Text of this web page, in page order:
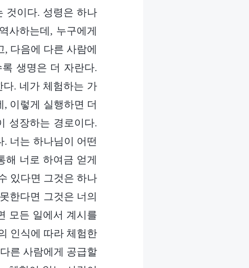
것이다. 성령은 하나
사하는데, 누구에게
다음에 다른 사람에
생명은 더 자란다.
. 네가 체험하는 가
이렇게 실행하면 더
성장하는 경로이다.
너는 하나님이 어떤
너로 하여금 얻게
있다면 그것은 하나
한다면 그것은 너의
모든 일에서 계시를
인식에 따라 체험한
른 사람에게 공급할